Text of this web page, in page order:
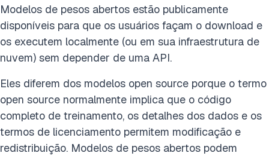
Modelos de pesos abertos estão publicamente
disponíveis para que os usuários façam o download e
os executem localmente (ou em sua infraestrutura de
nuvem) sem depender de uma API.
Eles diferem dos modelos open source porque o termo
open source normalmente implica que o código
completo de treinamento, os detalhes dos dados e os
termos de licenciamento permitem modificação e
redistribuição. Modelos de pesos abertos podem